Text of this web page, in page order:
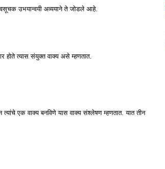
उभयान्वयी अव्ययाने ते जोडले आहे.
होते त्यास संयुक्त वाक्य असे म्हणतात.
एक वाक्य बनविणे यास वाक्य संश्लेषण म्हणतात. यात तीन